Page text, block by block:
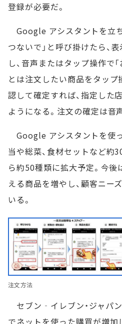
登録が必要だ。
Google アシスタントを立
つないで」と呼び掛けたら、
し、音声またはタップ操作で
とは注文したい商品をタップ
認して確定すれば、指定した
ようになる。注文の確定は音
Google アシスタントを使
当や総菜、食材セットなど約
ら約50種類に拡大予定。今
える商品を増やし、顧客ニー
いる。
注文方法
セブン‐イレブン・ジャパ